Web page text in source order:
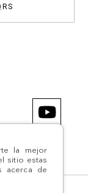
la mejor
sitio estas
acerca de